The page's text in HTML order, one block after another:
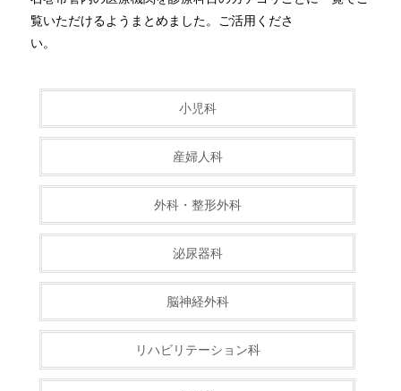
覧いただけるようまとめました。ご活用くださ
い。
小児科
産婦人科
外科・整形外科
泌尿器科
脳神経外科
リハビリテーション科